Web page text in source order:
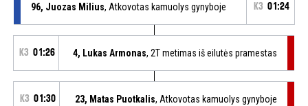
96, Juozas Milius, Atkovotas kamuolys gynyboje K3 01:24
K3 01:26 4, Lukas Armonas, 2T metimas iš eilutės pramestas
K3 01:30 23, Matas Puotkalis, Atkovotas kamuolys gynyboje